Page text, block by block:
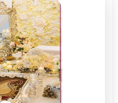
شما رقم می‌زند. دکور و
پری سان فوق‌العاده و
در آیتم‌های این سالن
آتش‌بازی